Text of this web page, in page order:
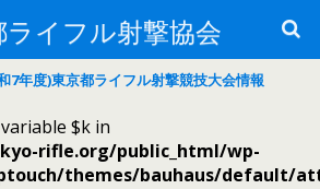
ライフル射撃協会
7年度)東京都ライフル射撃競技大会情報
$k in
rifle.org/public_html/wp-
themes/bauhaus/default/